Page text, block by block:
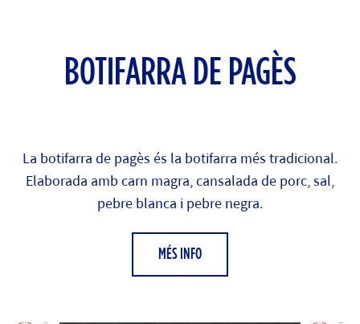
BOTIFARRA DE PAGÈS
La botifarra de pagès és la botifarra més tradicional.
Elaborada amb carn magra, cansalada de porc, sal,
pebre blanca i pebre negra.
MÉS INFO